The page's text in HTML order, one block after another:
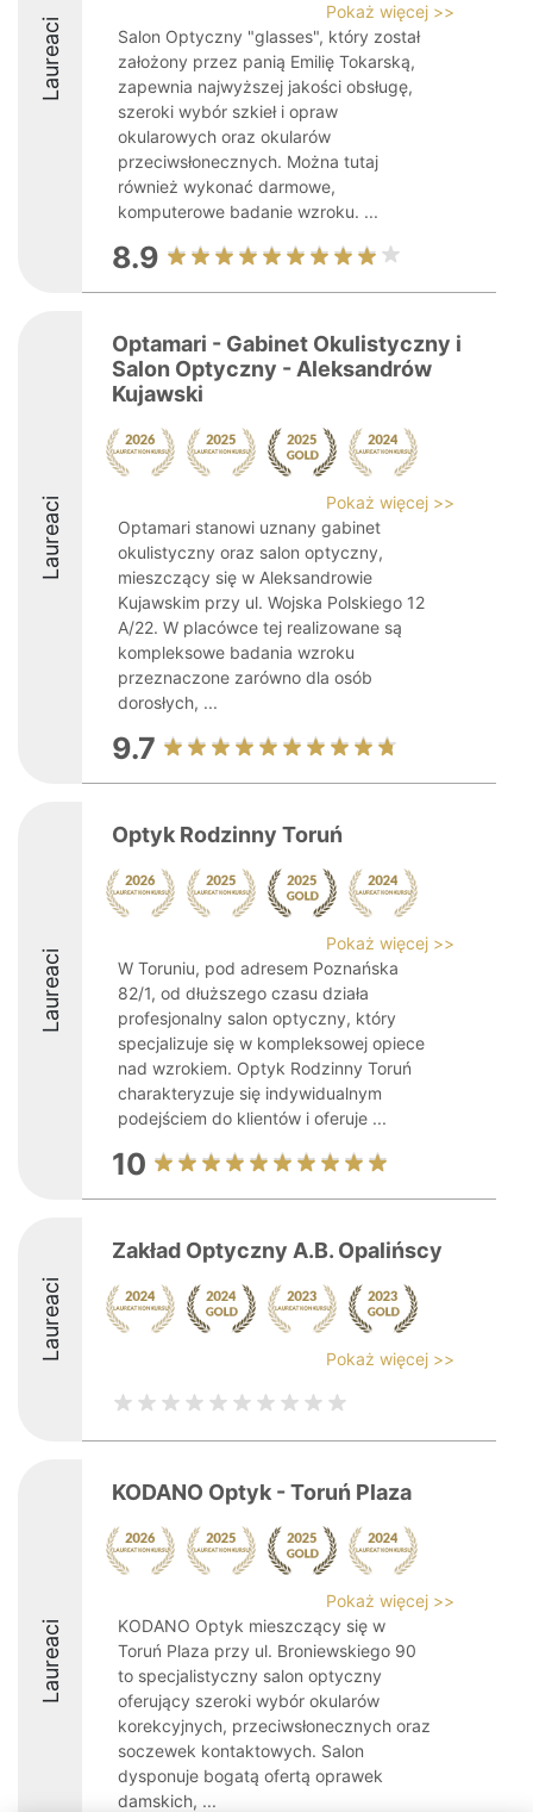
Laureaci
Pokaż więcej >>
Salon Optyczny "glasses", który został
założony przez panią Emilię Tokarską,
zapewnia najwyższej jakości obsługę,
szeroki wybór szkieł i opraw
okularowych oraz okularów
przeciwsłonecznych. Można tutaj
również wykonać darmowe,
komputerowe badanie wzroku. ...
8.9
Laureaci
Optamari - Gabinet Okulistyczny i
Salon Optyczny - Aleksandrów
Kujawski
Pokaż więcej >>
Optamari stanowi uznany gabinet
okulistyczny oraz salon optyczny,
mieszczący się w Aleksandrowie
Kujawskim przy ul. Wojska Polskiego 12
A/22. W placówce tej realizowane są
kompleksowe badania wzroku
przeznaczone zarówno dla osób
dorosłych, ...
9.7
Laureaci
Optyk Rodzinny Toruń
Pokaż więcej >>
W Toruniu, pod adresem Poznańska
82/1, od dłuższego czasu działa
profesjonalny salon optyczny, który
specjalizuje się w kompleksowej opiece
nad wzrokiem. Optyk Rodzinny Toruń
charakteryzuje się indywidualnym
podejściem do klientów i oferuje ...
10
Laureaci
Zakład Optyczny A.B. Opalińscy
Pokaż więcej >>
Laureaci
KODANO Optyk - Toruń Plaza
Pokaż więcej >>
KODANO Optyk mieszczący się w
Toruń Plaza przy ul. Broniewskiego 90
to specjalistyczny salon optyczny
oferujący szeroki wybór okularów
korekcyjnych, przeciwsłonecznych oraz
soczewek kontaktowych. Salon
dysponuje bogatą ofertą oprawek
damskich, ...